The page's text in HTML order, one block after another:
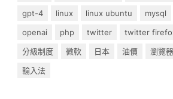
gpt-4
linux linux ubuntu mysql
openai
php twitter twitter
分級制度
微軟 日本 油價 瀏覽器
輸入法